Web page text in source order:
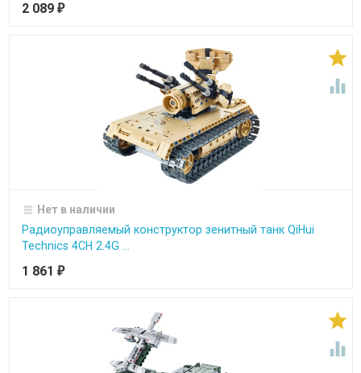
2 089 ₽


Нет в наличии
Радиоуправляемый конструктор зенитный танк QiHui
Technics 4CH 2.4G ...
1 861 ₽

